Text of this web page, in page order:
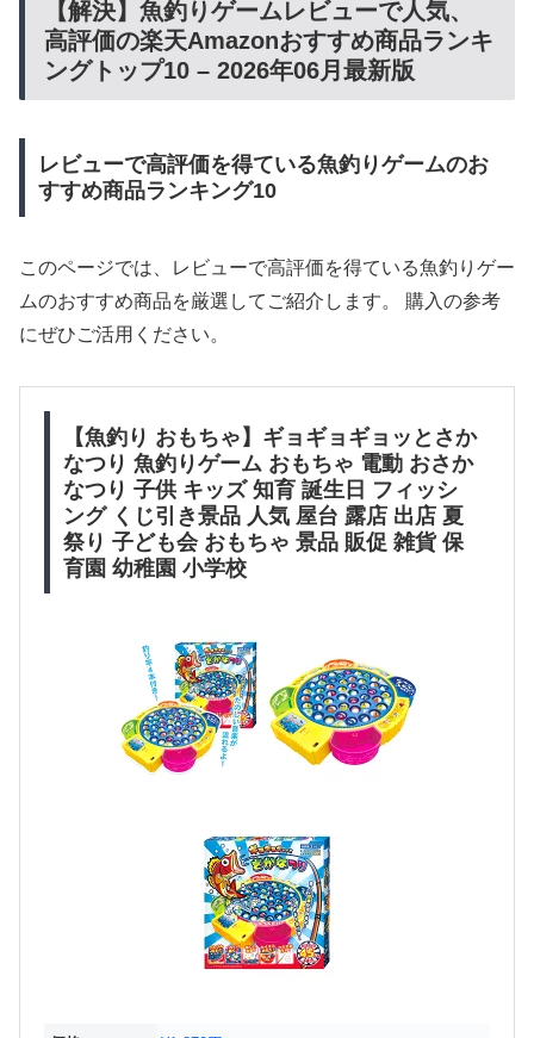
【解決】魚釣りゲームレビューで人気、
高評価の楽天Amazonおすすめ商品ランキ
ングトップ10 – 2026年06月最新版
レビューで高評価を得ている魚釣りゲームのお
すすめ商品ランキング10
このページでは、レビューで高評価を得ている魚釣りゲー
ムのおすすめ商品を厳選してご紹介します。 購入の参考
にぜひご活用ください。
【魚釣り おもちゃ】ギョギョギョッとさか
なつり 魚釣りゲーム おもちゃ 電動 おさか
なつり 子供 キッズ 知育 誕生日 フィッシ
ング くじ引き景品 人気 屋台 露店 出店 夏
祭り 子ども会 おもちゃ 景品 販促 雑貨 保
育園 幼稚園 小学校